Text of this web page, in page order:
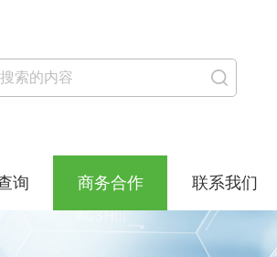
询 商务合作 联系我们